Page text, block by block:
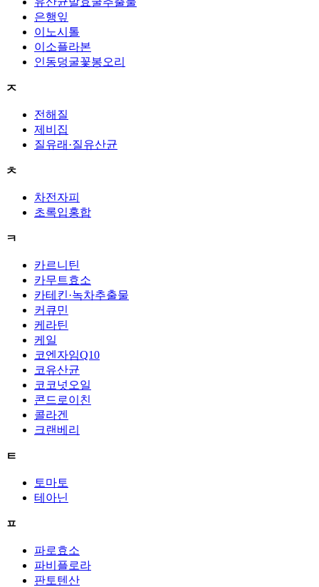
은행잎
이노시톨
이소플라본
인동덩굴꽃봉오리
ㅈ
전해질
제비집
질유래·질유산균
ㅊ
차전자피
초록입홍합
ㅋ
카르니틴
카무트효소
카테킨·녹차추출물
커큐민
케라틴
케일
코엔자임Q10
코유산균
코코넛오일
콘드로이친
콜라겐
크랜베리
ㅌ
토마토
테아닌
ㅍ
파로효소
파비플로라
판토텐산